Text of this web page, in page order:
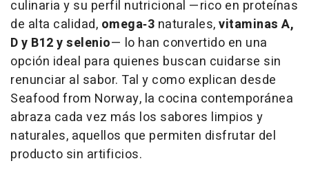
culinaria y su perfil nutricional —rico en proteínas
de alta calidad, omega‑3 naturales,vitaminas A,
D y B12 y selenio— lo han convertido en una
opción ideal para quienes buscan cuidarse sin
renunciar al sabor. Tal y como explican desde
Seafood from Norway, la cocina contemporánea
abraza cada vez más los sabores limpios y
naturales, aquellos que permiten disfrutar del
producto sin artificios.